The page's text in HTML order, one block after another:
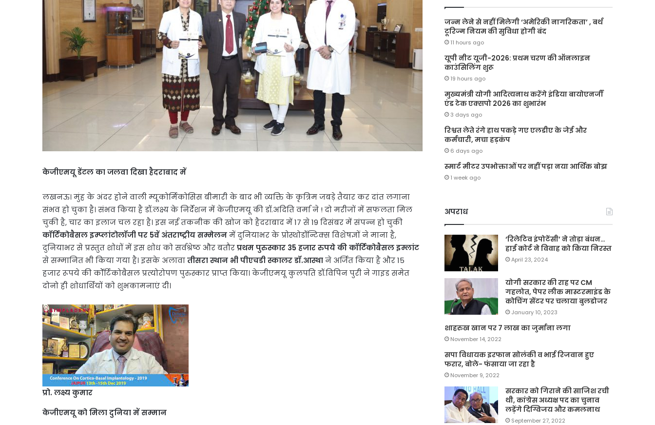
केजीएमयू डेंटल का जलवा दिखा हैदराबाद में
लखनऊ। मुंह के अंदर होने वाली म्यूकोर्मिकोसिस बीमारी के बाद भी व्यक्ति के कृत्रिम जबड़े तैयार कर दांत लगाना
संभव हो चुका है। संभव किया है डॉ.लक्ष्य के निर्देशन में केजीएमयू की डॉ.अदिति वर्मा ने ! दो मरीजों में सफलता मिल
चुकी है, चार का इलाज चल रहा है। इस नई तकनीक की खोज को हैदराबाद में 17 से 19 दिसंबर में संपन्न हो चुकी
कॉर्टिकोबैसल इम्प्लांटोलॉजी पर 5वें अंतराष्ट्रीय सम्मेलनमें दुनियाभर के प्रोस्थोडॉन्टिक्स विशेषज्ञों ने माना है,
दुनियाभर से प्रस्तुत शोधों में इस शोध को सर्वश्रेष्ठ और बतौरप्रथम पुरुस्कार 35 हजार रुपये की कॉर्टिकोबैसल इम्लांट
से सम्मानित भी किया गया है। इसके अलावातीसरा स्थान भी पीएचडी स्कालर डॉ.आस्थाने अर्जित किया है और 15
हजार रूपये की कोॅर्टिकोबैसल प्रत्योरोपण पुरुस्कार प्राप्त किया। केजीएमयू कुलपति डॉ.विपिन पुरी ने गाइड समेत
दोनो ही शोधार्थियों को शुभकामनाएं दी।
प्रो. लक्ष्य कुमार
केजीएमयू को मिला दुनिया में सम्मान
जन्म लेने से नहीं मिलेगी ‘अमेरिकी नागरिकता’ , बर्थ
टूरिज्म नियम की सुविधा होगी बंद
11 hours ago
यूपी नीट यूजी-2026: प्रथम चरण की ऑनलाइन
काउंसिलिंग शुरू
19 hours ago
मुख्यमंत्री योगी आदित्यनाथ करेंगे इंडिया बायोएनर्जी
एंड टेक एक्सपो 2026 का शुभारंभ
3 days ago
रिश्वत लेते रंगे हाथ पकड़े गए एलडीए के जेई और
कर्मचारी, मचा हड़कंप
6 days ago
स्मार्ट मीटर उपभोक्ताओं पर नहीं पड़ा नया आर्थिक बोझ
1 week ago
अपराध
‘रिलेटिव इंपोटेंसी’ ने तोड़ा बंधन…
हाई कोर्ट ने विवाह को किया निरस्त
April 23, 2024
योगी सरकार की राह पर CM
गहलोत, पेपर लीक मास्टरमाइंड के
कोचिंग सेंटर पर चलाया बुलडोजर
January 10, 2023
शाहरुख खान पर 7 लाख का जुर्माना लगा
November 14, 2022
सपा विधायक इरफान सोलंकी व भाई रिजवान हुए
फरार, बोले- फंसाया जा रहा है
November 9, 2022
सरकार को गिराने की साजिश रची
थी, कांग्रेस अध्यक्ष पद का चुनाव
लड़ेंगे दिग्विजय और कमलनाथ
September 27, 2022